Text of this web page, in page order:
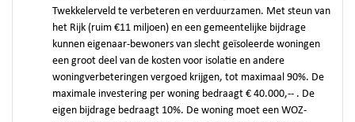
Twekkelerveld te verbeteren en verduurzamen. Met steun van
het Rijk (ruim €11 miljoen) en een gemeentelijke bijdrage
kunnen eigenaar-bewoners van slecht geïsoleerde woningen
een groot deel van de kosten voor isolatie en andere
woningverbeteringen vergoed krijgen, tot maximaal 90%. De
maximale investering per woning bedraagt € 40.000,-- . De
eigen bijdrage bedraagt 10%. De woning moet een WOZ-